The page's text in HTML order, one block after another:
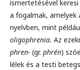
ismertetésével
a fogalmak, amelyek
nyelvben, mint
oligophrenia. Az
phren- (gr. phrén)
lélek és a testi